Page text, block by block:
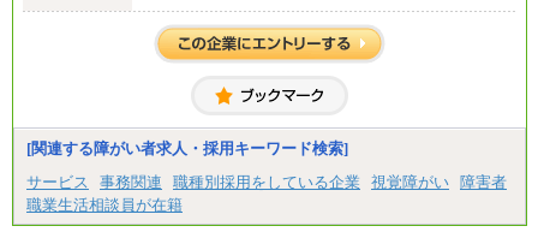
[関連する障がい者求人・採用キーワード検索]
サービス
事務関連 職種別採用をしている企業 視覚障がい 障害者
職業生活相談員が在籍